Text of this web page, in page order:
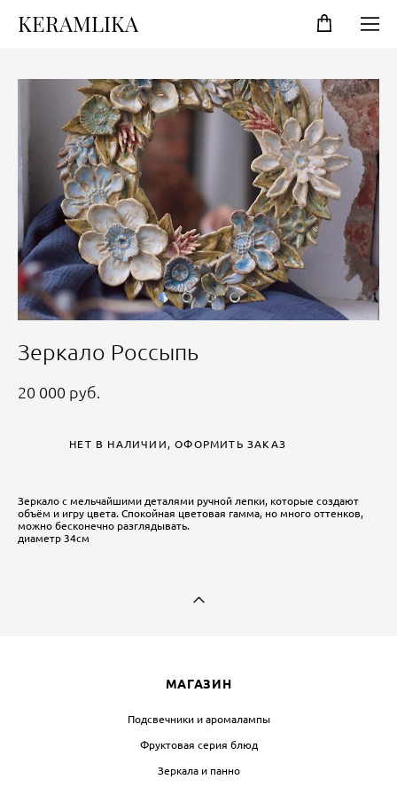
KERAMLIKA
Зеркало Россыпь
20 000 pуб.
НЕТ В НАЛИЧИИ, ОФОРМИТЬ ЗАКАЗ
Зеркало с мельчайшими деталями ручной лепки, которые создают
объём и игру цвета. Спокойная цветовая гамма, но много оттенков,
можно бесконечно разглядывать.
диаметр 34см
МАГАЗИН
Подсвечники и аромалампы
Фруктовая серия блюд
Зеркала и панно